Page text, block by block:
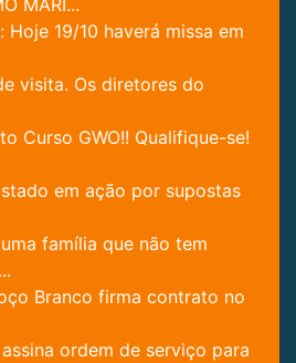
MARI...
Hoje 19/10 haverá missa em
visita. Os diretores do
Curso GWO!! Qualifique-se!
em ação por supostas
família que não tem
Branco firma contrato no
ordem de serviço para